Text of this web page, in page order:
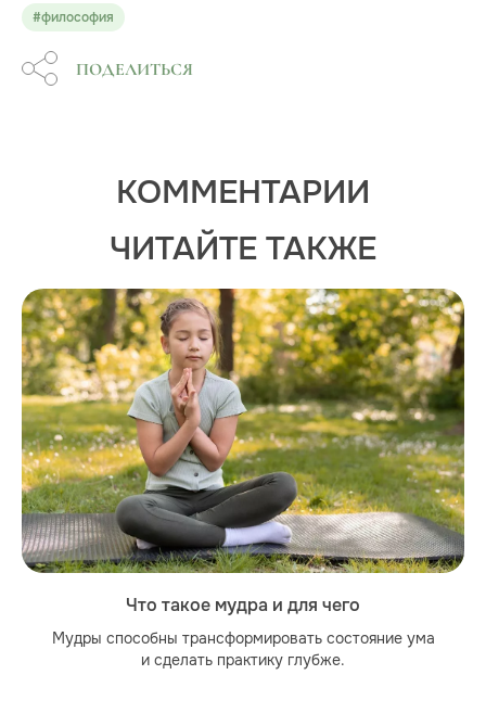
#философия
ПОДЕЛИТЬСЯ
КОММЕНТАРИИ
ЧИТАЙТЕ ТАКЖЕ
Что такое мудра и для чего
Мудры способны трансформировать состояние ума
и сделать практику глубже.